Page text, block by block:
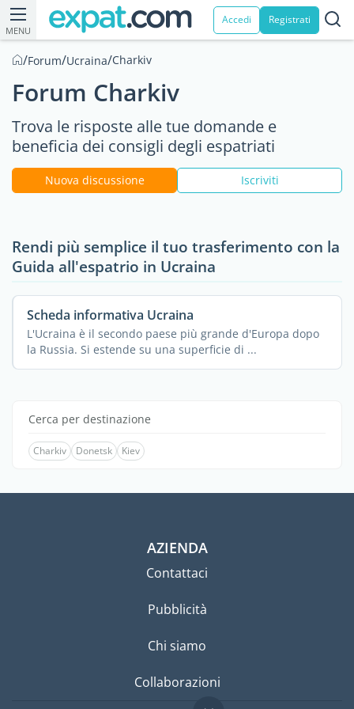
MENU
Accedi Registrati
/Forum/Ucraina/Charkiv
Forum Charkiv
Trova le risposte alle tue domande e
beneficia dei consigli degli espatriati
Nuova discussione Iscriviti
Rendi più semplice il tuo trasferimento con la
Guida all'espatrio in Ucraina
Scheda informativa Ucraina
L'Ucraina è il secondo paese più grande d'Europa dopo
la Russia. Si estende su una superficie di ...
Cerca per destinazione
Charkiv Donetsk Kiev
AZIENDA
Contattaci
Pubblicità
Chi siamo
Collaborazioni